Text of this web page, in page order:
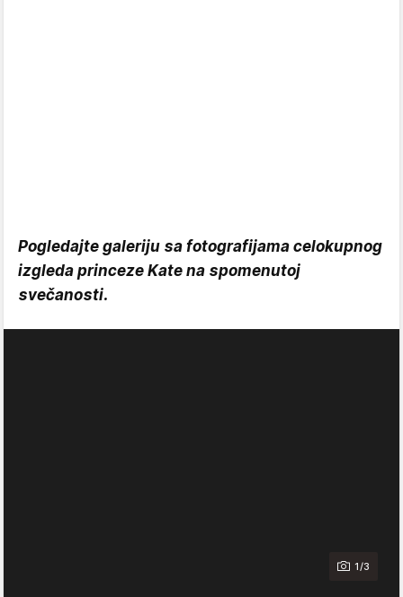
Pogledajte galeriju sa fotografijama celokupnog
izgleda princeze Kate na spomenutoj
svečanosti.
1/3